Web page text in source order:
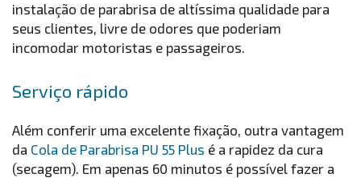
instalação de parabrisa de altíssima qualidade para
seus clientes, livre de odores que poderiam
incomodar motoristas e passageiros.
Serviço rápido
Além conferir uma excelente fixação, outra vantagem
da Cola de Parabrisa PU 55 Plus é a rapidez da cura
(secagem). Em apenas 60 minutos é possível fazer a